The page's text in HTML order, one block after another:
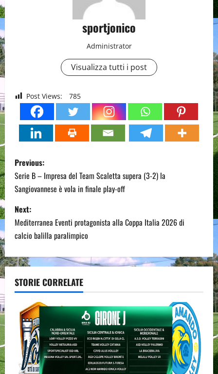
sportjonico
Administrator
Visualizza tutti i post
Post Views: 785
P
o
s
t
n
a
v
g
a
t
Previous:
Serie B – Impresa del Team Scaletta supera (3-2) la
Sangiovannese è vola in finale play-off
Next:
Mediterranea Eventi protagonista alla Coppa Italia 2026 di
calcio balilla paralimpico
STORIE CORRELATE